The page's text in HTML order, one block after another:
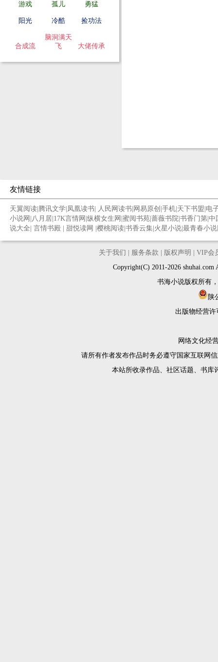
游戏 孤儿 勇猛
阳光 冷酷 捡功法
合成流
脑洞满天
飞
大佬传承
友情链接
天翼阅读 腾讯文学 凤凰读书 人民网读书 网易原创 手机 天下书盟 电
小说网 八月居 17K言情网 纵横女生网 蜜阅书苑 蔷薇书院 书香门第 中
说大全 言情书殿 甜悦读网 樱桃阅读 书香云集 火星小说 最青春小
关于我们 服务条款 版权声明
VIP会
Copyright(C) 2011-2026
书海小说版权所有
陕
出版物经营许
网络文化经
请所有作者发布作品时务必遵守国家互联网
本站所收录作品、社区话题、书库